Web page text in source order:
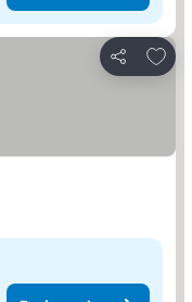
Teilen
Zu